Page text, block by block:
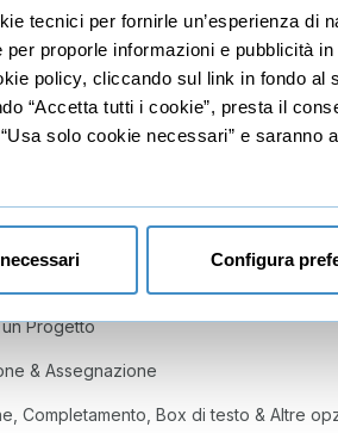
tecnici per fornirle un’esperienza di
proporle informazioni e pubblicità
policy, cliccando sul link in fondo al
“Accetta tutti i cookie”, presta il
solo cookie necessari” e
Configura
& File
& Moduli
& Progresso
Archivio
destra
Progetto
& Assegnazione
Completamento, Box di testo & Altre